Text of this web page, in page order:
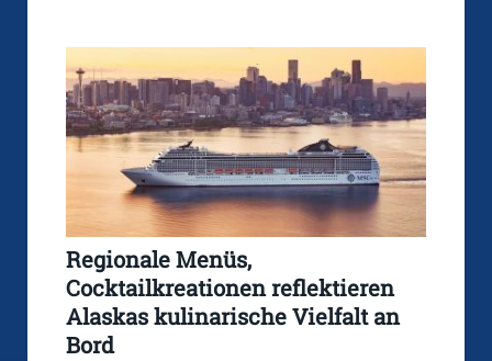
Regionale Menüs,
Cocktailkreationen reflektieren
Alaskas kulinarische Vielfalt an
Bord